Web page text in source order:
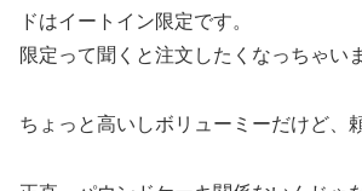
ドはイートイン限定です。
限定って聞くと注文したくなっちゃい
ちょっと高いしボリューミーだけど、